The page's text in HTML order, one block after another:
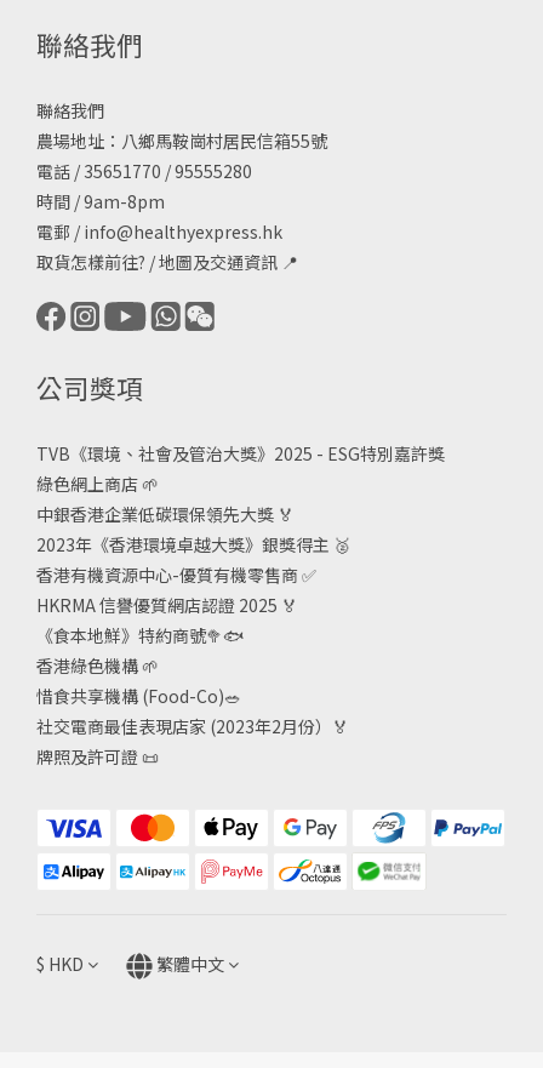
聯絡我們
聯絡我們
農場地址：八鄉馬鞍崗村居民信箱55號
電話 / 35651770 / 95555280
時間 / 9am-8pm
電郵 / info@healthyexpress.hk
取貨怎樣前往? /地圖及交通資訊 📍
公司獎項
TVB《環境、社會及管治大獎》2025 - ESG特別嘉許獎
綠色網上商店 🌱
中銀香港企業低碳環保領先大獎 🏅
2023年《香港環境卓越大獎》銀獎得主 🥈
香港有機資源中心-優質有機零售商✅
HKRMA 信譽優質網店認證 2025 🏅
《食本地鮮》特約商號🥦🐟
香港綠色機構 🌱
惜食共享機構 (Food-Co)🥗
社交電商最佳表現店家 (2023年2月份）🏅
牌照及許可證 📜
$ HKD 繁體中文